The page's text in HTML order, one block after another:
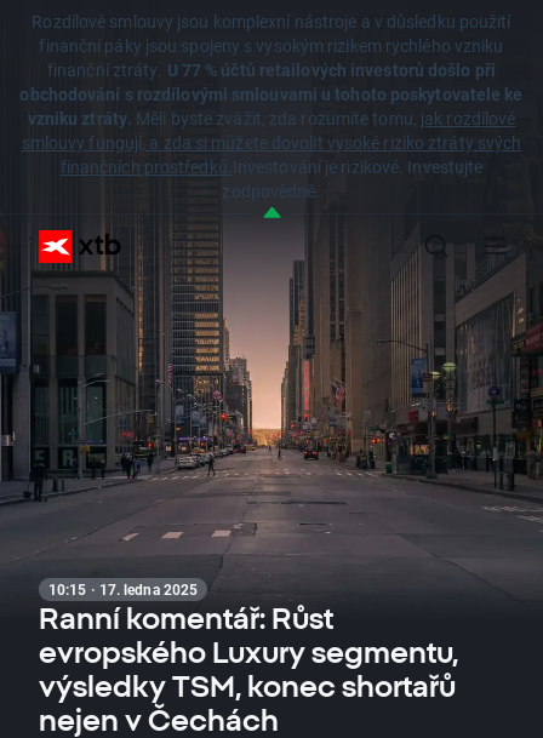
Rozdílové smlouvy jsou komplexní nástroje a v důsledku použití
finanční páky jsou spojeny s vysokým rizikem rychlého vzniku
finanční ztráty. U 77 % účtů retailových investorů došlo při
obchodování s rozdílovými smlouvami u tohoto poskytovatele ke
vzniku ztráty. Měli byste zvážit, zda rozumíte tomu, jak rozdílové
smlouvy fungují, a zda si můžete dovolit vysoké riziko ztráty svých
finančních prostředků.Investování je rizikové. Investujte
zodpovědně.
10:15 · 17. ledna 2025
Ranní komentář: Růst
evropského Luxury segmentu,
výsledky TSM, konec shortařů
nejen v Čechách